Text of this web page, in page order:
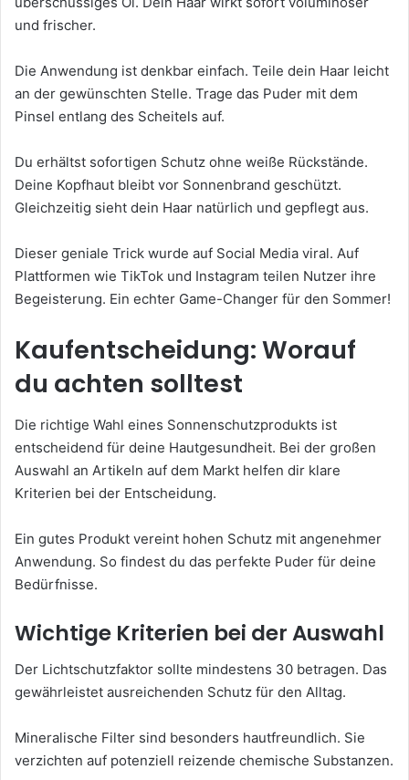
und frischer.
Die Anwendung ist denkbar einfach. Teile dein Haar leicht
an der gewünschten Stelle. Trage das Puder mit dem
Pinsel entlang des Scheitels auf.
Du erhältst sofortigen Schutz ohne weiße Rückstände.
Deine Kopfhaut bleibt vor Sonnenbrand geschützt.
Gleichzeitig sieht dein Haar natürlich und gepflegt aus.
Dieser geniale Trick wurde auf Social Media viral. Auf
Plattformen wie TikTok und Instagram teilen Nutzer ihre
Begeisterung. Ein echter Game-Changer für den Sommer!
Kaufentscheidung: Worauf
du achten solltest
Die richtige Wahl eines Sonnenschutzprodukts ist
entscheidend für deine Hautgesundheit. Bei der großen
Auswahl an Artikeln auf dem Markt helfen dir klare
Kriterien bei der Entscheidung.
Ein gutes Produkt vereint hohen Schutz mit angenehmer
Anwendung. So findest du das perfekte Puder für deine
Bedürfnisse.
Wichtige Kriterien bei der Auswahl
Der Lichtschutzfaktor sollte mindestens 30 betragen. Das
gewährleistet ausreichenden Schutz für den Alltag.
Mineralische Filter sind besonders hautfreundlich. Sie
verzichten auf potenziell reizende chemische Substanzen.